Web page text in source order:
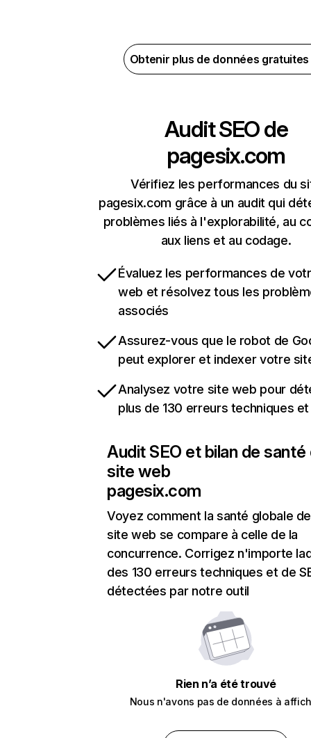
Obtenir plus de données
Audit SEO de
pagesix.com
Vérifiez les performances du
pagesix.com grâce à un audit qui
problèmes liés à l'explorabilité, au
aux liens et au codage.
Évaluez les performances de
web et résolvez tous les
associés
Assurez-vous que le robot de
peut explorer et indexer votre
Analysez votre site web pour
plus de 130 erreurs techniques et
Audit SEO et bilan de santé
site web
pagesix.com
Voyez comment la santé globale
site web se compare à celle de la
concurrence. Corrigez n'importe
des 130 erreurs techniques et de
détectées par notre outil
Rien n’a été trouvé
Nous n'avons pas de données à